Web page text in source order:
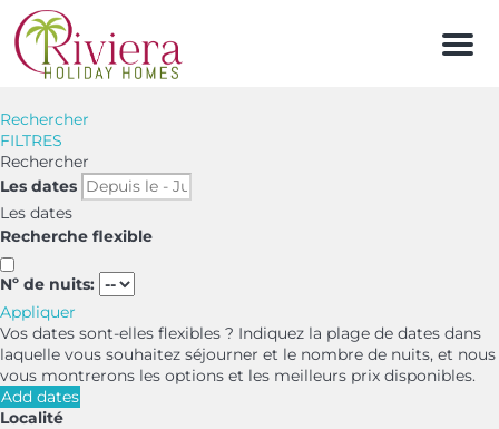
Menu
Rechercher
FILTRES
Rechercher
Les dates
Les dates
Recherche flexible
Nº de nuits:
Appliquer
Vos dates sont-elles flexibles ? Indiquez la plage de dates dans
laquelle vous souhaitez séjourner et le nombre de nuits, et nous
vous montrerons les options et les meilleurs prix disponibles.
Add dates
Localité